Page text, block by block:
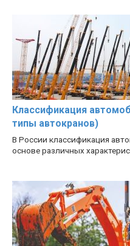
Классификация
типы автокранов)
В России классификация
основе различных